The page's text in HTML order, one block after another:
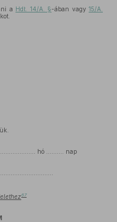
a Hdt. 14/A. §-ában vagy15/A.
hó .......... nap
67